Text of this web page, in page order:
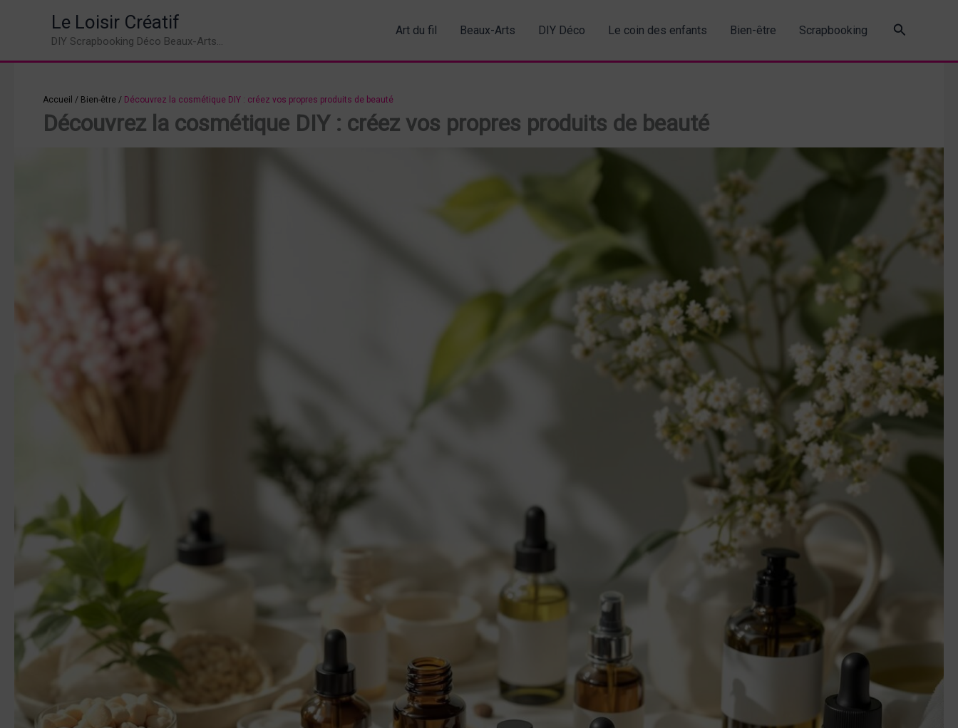
Le Loisir Créatif
DIY Scrapbooking Déco Beaux-Arts...
Art du fil Beaux-Arts DIY Déco Le coin des enfants Bien-être Scrapbooking
Accueil / Bien-être / Découvrez la cosmétique DIY : créez vos propres produits de beauté
Découvrez la cosmétique DIY : créez vos propres produits de beauté